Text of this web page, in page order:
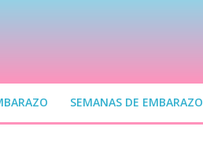
SEMANAS DE EMBARAZO